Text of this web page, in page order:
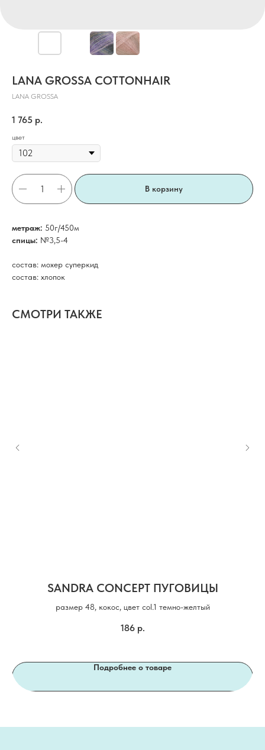
LANA GROSSA COTTONHAIR
LANA GROSSA
1 765 р.
цвет
В корзину
метраж: 50г/450м
спицы: №3,5-4
состав: мохер суперкид
состав: хлопок
СМОТРИ ТАКЖЕ
SANDRA CONCEPT ПУГОВИЦЫ
размер 48, кокос, цвет col.1 темно-желтый
186 р.
Подробнее о товаре